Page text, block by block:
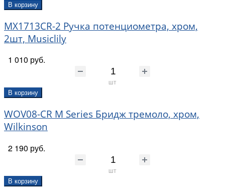
В корзину
MX1713CR-2 Ручка потенциометра, хром,
2шт, Musiclily
1 010 руб.
шт
В корзину
WOV08-CR M Series Бридж тремоло, хром,
Wilkinson
2 190 руб.
шт
В корзину